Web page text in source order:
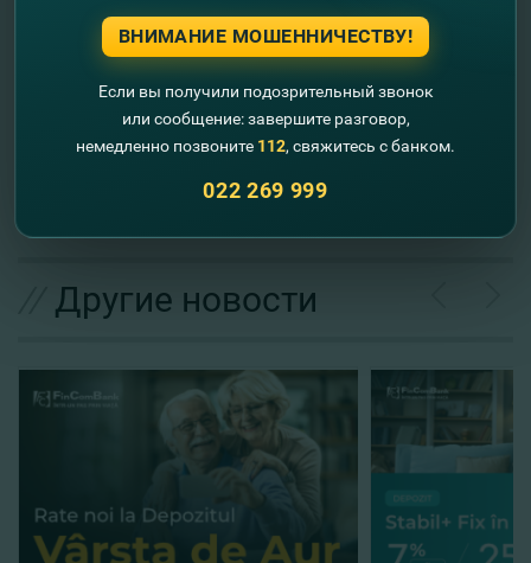
Другие новости
ВНИМАНИЕ МОШЕННИЧЕСТВУ!
Если вы получили подозрительный звонок
или сообщение: завершите разговор,
немедленно позвоните 112, свяжитесь с банком.
022 269 999